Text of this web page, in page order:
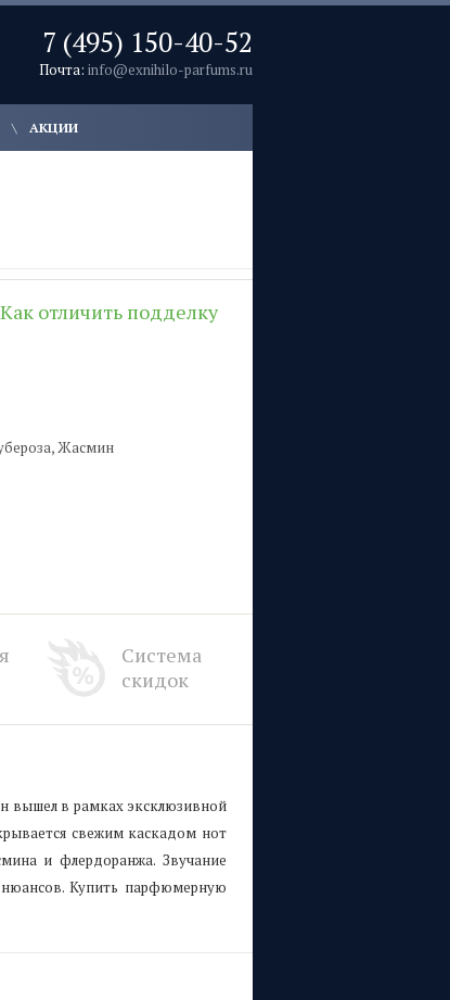
7 (495) 150-40-52
Почта: info@exnihilo-parfums.ru
АКЦИИ
Как отличить подделку
Жасмин
Система
скидок
вышел в рамках эксклюзивной
свежим каскадом нот
и флердоранжа. Звучание
Купить парфюмерную